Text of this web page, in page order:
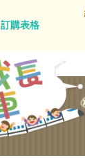
訂購表格